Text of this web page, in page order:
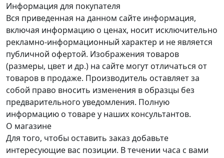
Информация для покупателя
Вся приведенная на данном сайте информация,
включая информацию о ценах, носит исключительно
рекламно-информационный характер и не является
публичной офертой. Изображения товаров
(размеры, цвет и др.) на сайте могут отличаться от
товаров в продаже. Производитель оставляет за
собой право вносить изменения в образцы без
предварительного уведомления. Полную
информацию о товаре у наших консультантов.
О магазине
Для того, чтобы оставить заказ добавьте
интересующие вас позиции. В течении часа с вами